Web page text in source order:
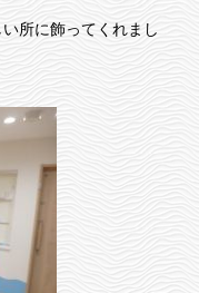
所に飾ってくれまし